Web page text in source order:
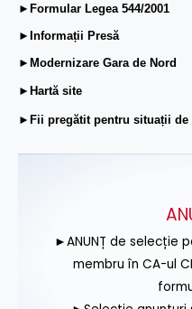
►Formular Legea 544/2001
►Informații Presă
►Modernizare Gara de Nord
►Hartă site
►Fii pregătit pentru situații de
►ANUNȚ de selecție
membru în CA-ul